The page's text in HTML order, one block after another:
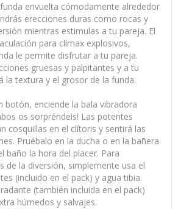
envuelta cómodamente alrededor
erecciones duras como rocas y
mientras estimulas a tu pareja. El
para clímax explosivos,
le permite disfrutar a tu pareja.
gruesas y palpitantes y a tu
la textura y el grosor de la funda.
botón, enciende la bala vibradora
os sorpréndeis! Las potentes
cosquillas en el clítoris y sentirá las
Pruébalo en la ducha o en la bañera
baño la hora del placer. Para
de la diversión, simplemente usa el
(incluido en el pack) y agua tibia.
(también incluida en el pack)
húmedos y salvajes.